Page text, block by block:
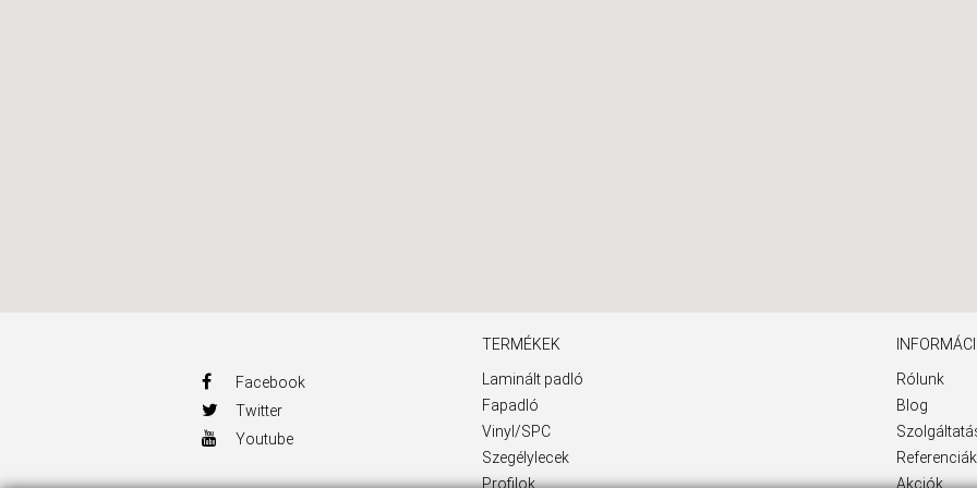
Facebook
Twitter
Youtube
TERMÉKEK
Laminált padló
Fapadló
Vinyl/SPC
Szegélylecek
Profilok
Rólunk
Blog
Referenciák
Akciók